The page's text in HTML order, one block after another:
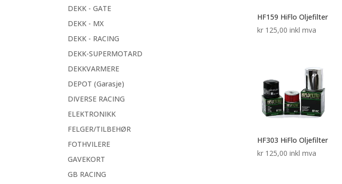
HF159 HiFlo Oljefilter
kr125,00 inkl mva
HF303 HiFlo Oljefilter
kr125,00 inkl mva
DEKK - GATE
DEKK - MX
DEKK - RACING
DEKK-SUPERMOTARD
DEKKVARMERE
DEPOT (Garasje)
DIVERSE RACING
ELEKTRONIKK
FELGER/TILBEHØR
FOTHVILERE
GAVEKORT
GB RACING